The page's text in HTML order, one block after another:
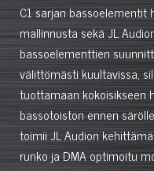
C1 sarjan
mallinnusta sekä JL
bassoelementtien
välittömästi kuultavissa,
tuottamaan kokoisikseen
bassotoiston ennen
toimii JL Audion
runko ja DMA optimoitu